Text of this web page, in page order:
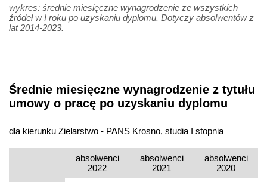
wykres: średnie miesięczne wynagrodzenie ze wszystkich
źródeł w I roku po uzyskaniu dyplomu. Dotyczy absolwentów z
lat 2014-2023.
Średnie miesięczne wynagrodzenie z tytułu
umowy o pracę po uzyskaniu dyplomu
dla kierunku Zielarstwo - PANS Krosno, studia I stopnia
absolwenci
2022
absolwenci
2021
absolwenci
2020